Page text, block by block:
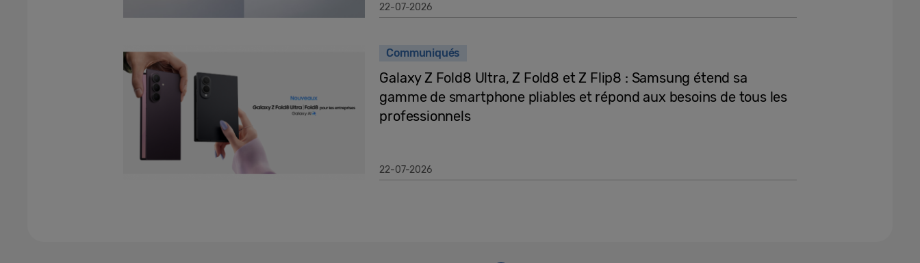
22-07-2026
Communiqués
Galaxy Z Fold8 Ultra, Z Fold8 et Z Flip8 : Samsung étend sa
gamme de smartphone pliables et répond aux besoins de tous les
professionnels
22-07-2026